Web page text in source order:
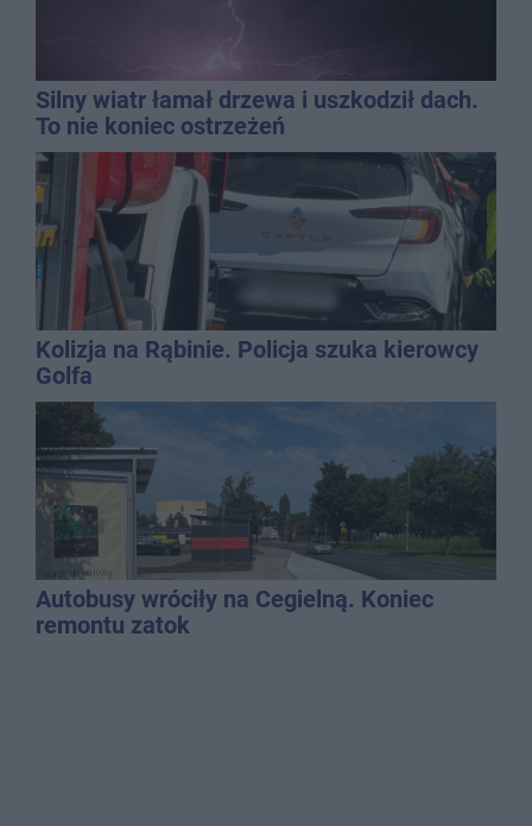
Silny wiatr łamał drzewa i uszkodził dach.
To nie koniec ostrzeżeń
Kolizja na Rąbinie. Policja szuka kierowcy
Golfa
Autobusy wróciły na Cegielną. Koniec
remontu zatok